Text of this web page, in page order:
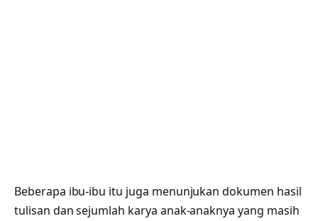
Beberapa ibu-ibu itu juga menunjukan dokumen hasil
tulisan dan sejumlah karya anak-anaknya yang masih